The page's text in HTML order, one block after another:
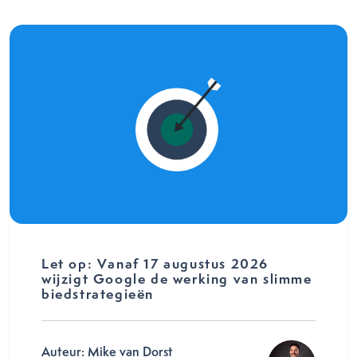
Let op: Vanaf 17 augustus 2026
wijzigt Google de werking van slimme
biedstrategieën
Auteur: Mike van Dorst